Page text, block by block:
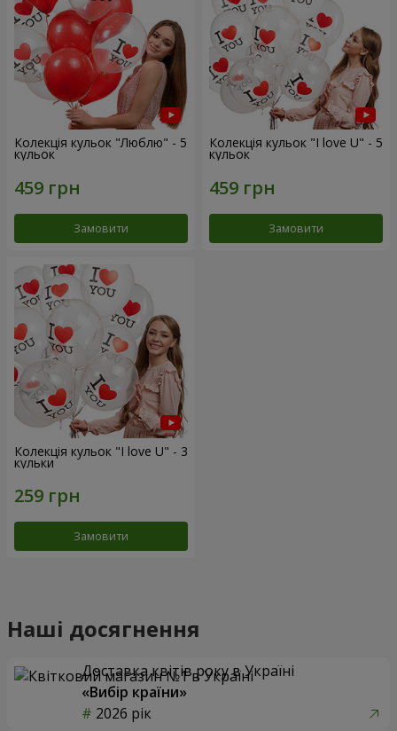
Колекція кульок "Люблю" - 5
кульок
Замовити
Колекція кульок "I love U" - 5
кульок
Замовити
Колекція кульок "I love U" - 3
кульки
Замовити
Наші досягнення
Доставка квітів року в Україні
«Вибір країни»
2026 рік